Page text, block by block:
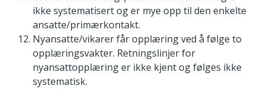
ikke systematisert og er mye opp til den enkelte
ansatte/primærkontakt.
Nyansatte/vikarer får opplæring ved å følge to
opplæringsvakter. Retningslinjer for
nyansattopplæring er ikke kjent og følges ikke
systematisk.